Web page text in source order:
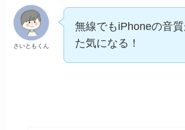
さいともくん
無線でもiPhoneの音
た気になる！